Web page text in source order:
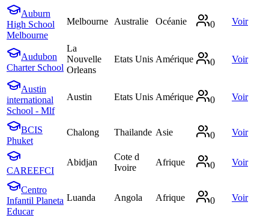
Auburn
High School
Melbourne
Melbourne Australie Océanie 0 Voir
Audubon
Charter School
La
Nouvelle
Orleans
Etats Unis Amérique 0 Voir
Austin
international
School - Mlf
Austin Etats Unis Amérique 0 Voir
BCIS
Phuket
Chalong Thailande Asie 0 Voir
CAREEFCI
Abidjan
Cote d
Ivoire
Afrique 0 Voir
Centro
Infantil Planeta
Educar
Luanda Angola Afrique 0 Voir